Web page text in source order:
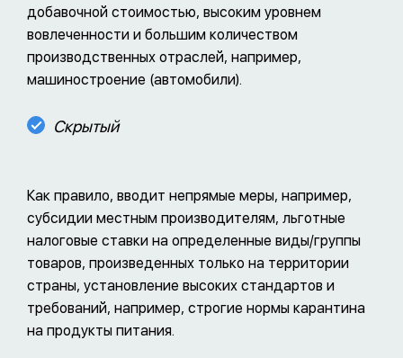
добавочной стоимостью, высоким уровнем
вовлеченности и большим количеством
производственных отраслей, например,
машиностроение (автомобили).
Скрытый
Как правило, вводит непрямые меры, например,
субсидии местным производителям, льготные
налоговые ставки на определенные виды/группы
товаров, произведенных только на территории
страны, установление высоких стандартов и
требований, например, строгие нормы карантина
на продукты питания.